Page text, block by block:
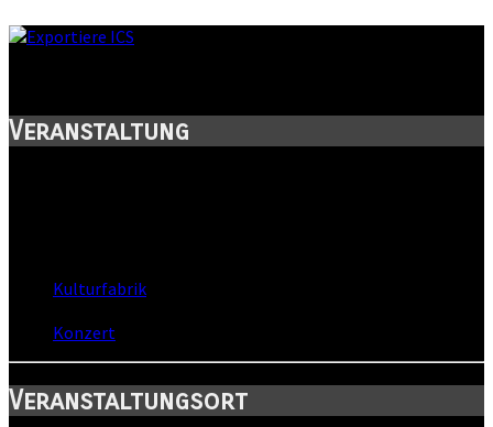
Veranstaltung
Kulturfabrik
Konzert
Veranstaltungsort